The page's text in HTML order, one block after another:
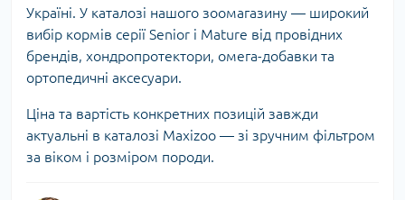
Україні. У каталозі нашого зоомагазину — широкий
вибір кормів серії Senior і Mature від провідних
брендів, хондропротектори, омега-добавки та
ортопедичні аксесуари.
Ціна та вартість конкретних позицій завжди
актуальні в каталозі Maxizoo — зі зручним фільтром
за віком і розміром породи.